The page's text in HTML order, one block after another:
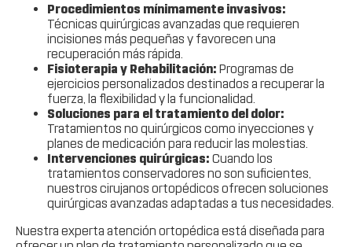
Procedimientos mínimamente invasivos:
Técnicas quirúrgicas avanzadas que requieren
incisiones más pequeñas y favorecen una
recuperación más rápida.
Fisioterapia y Rehabilitación: Programas de
ejercicios personalizados destinados a recuperar la
fuerza, la flexibilidad y la funcionalidad.
Soluciones para el tratamiento del dolor:
Tratamientos no quirúrgicos como inyecciones y
planes de medicación para reducir las molestias.
Intervenciones quirúrgicas: Cuando los
tratamientos conservadores no son suficientes,
nuestros cirujanos ortopédicos ofrecen soluciones
quirúrgicas avanzadas adaptadas a tus necesidades.
Nuestra experta atención ortopédica está diseñada para